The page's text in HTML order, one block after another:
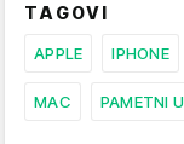
TAGOVI
APPLE IPHONE
MAC PAMETNI